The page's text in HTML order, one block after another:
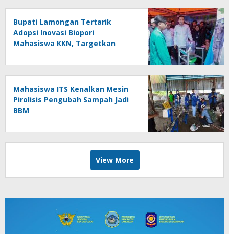
Bupati Lamongan Tertarik
Adopsi Inovasi Biopori
Mahasiswa KKN, Targetkan
Mahasiswa ITS Kenalkan Mesin
Pirolisis Pengubah Sampah Jadi
BBM
View More